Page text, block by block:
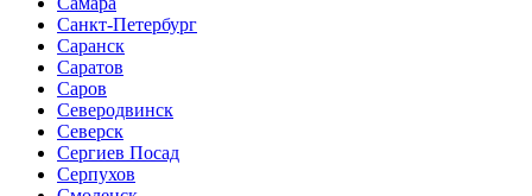
Санкт-Петербург
Саранск
Саратов
Саров
Северодвинск
Северск
Сергиев Посад
Серпухов